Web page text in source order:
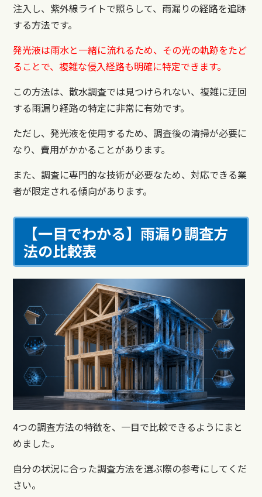
注入し、紫外線ライトで照らして、雨漏りの経路を追跡
する方法です。
発光液は雨水と一緒に流れるため、その光の軌跡をたど
ることで、複雑な侵入経路も明確に特定できます。
この方法は、散水調査では見つけられない、複雑に迂回
する雨漏り経路の特定に非常に有効です。
ただし、発光液を使用するため、調査後の清掃が必要に
なり、費用がかかることがあります。
また、調査に専門的な技術が必要なため、対応できる業
者が限定される傾向があります。
【一目でわかる】雨漏り調査方
法の比較表
4つの調査方法の特徴を、一目で比較できるようにまと
めました。
自分の状況に合った調査方法を選ぶ際の参考にしてくだ
さい。